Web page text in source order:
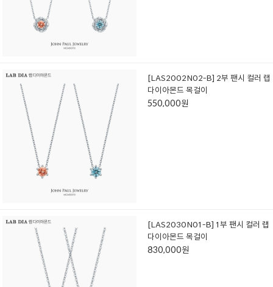
[LAS2002N02-B] 2부 팬시 컬러 랩
다이아몬드 목걸이
550,000원
[LAS2030N01-B] 1부 팬시 컬러 랩
다이아몬드 목걸이
830,000원